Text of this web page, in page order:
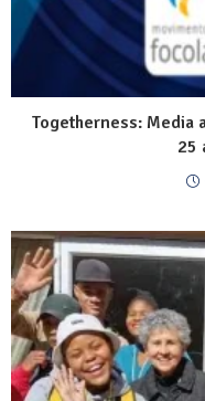
Togetherness: Media
25